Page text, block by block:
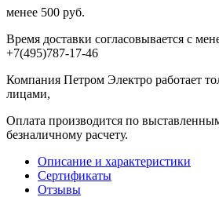
менее 500 руб.
Время доставки согласовывается с
+7(495)787-17-46
Компания Петром Электро работает
лицами,
Оплата производится по
безналичному расчету.
Описание и характеристики
Сертификаты
Отзывы